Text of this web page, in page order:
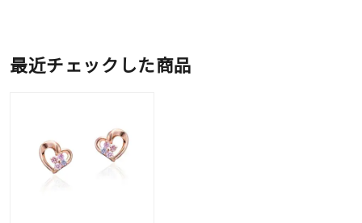
最近チェックした商品